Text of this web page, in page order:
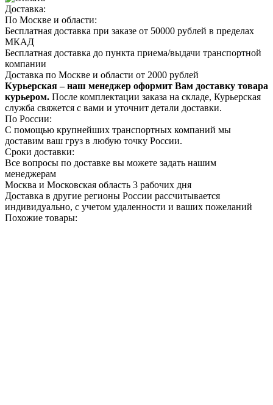
Доставка:
По Москве и области:
Бесплатная доставка при заказе от 50000 рублей в пределах
МКАД
Бесплатная доставка до пункта приема/выдачи транспортной
компании
Доставка по Москве и области от 2000 рублей
Курьерская – наш менеджер оформит Вам доставку товара
курьером. После комплектации заказа на складе, Курьерская
служба свяжется с вами и уточнит детали доставки.
По России:
С помощью крупнейших транспортных компаний мы
доставим ваш груз в любую точку России.
Сроки доставки:
Все вопросы по доставке вы можете задать нашим
менеджерам
Москва и Московская область 3 рабочих дня
Доставка в другие регионы России рассчитывается
индивидуально, с учетом удаленности и ваших пожеланий
Похожие товары: